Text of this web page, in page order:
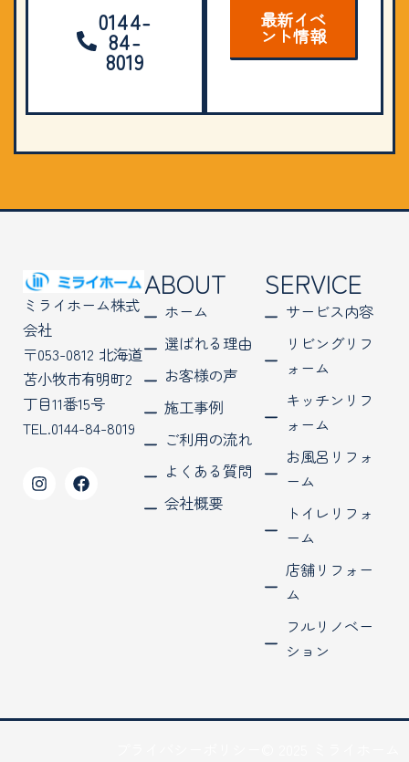
0144-
84-
8019
最新イベ
ント情報
ミライホーム株式
会社
〒053-0812 北海道
苫小牧市有明町2
丁目11番15号
TEL.0144-84-8019
I
n
F
a
ABOUT
ホーム
選ばれる理由
お客様の声
施工事例
ご利用の流れ
よくある質問
会社概要
SERVICE
サービス内容
リビングリフ
ォーム
キッチンリフ
ォーム
お風呂リフォ
ーム
トイレリフォ
ーム
店舗リフォー
ム
フルリノベー
ション